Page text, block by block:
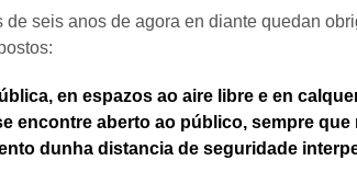
de seis anos de agora en diante quedan
en espazos ao aire libre e en
encontre aberto ao público, sempre
dunha distancia de seguridade